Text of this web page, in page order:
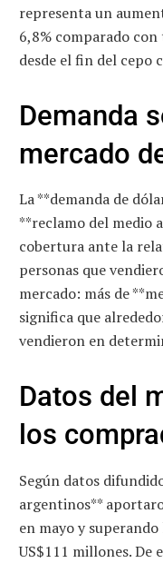
representa un
6,8% comparado
desde el fin del cepo
Demanda
mercado
La **demanda de
**reclamo del medio
cobertura ante la
personas que
mercado: más de
significa que
vendieron en
Datos del
los
Según datos
argentinos**
en mayo y
US$111 millones. De